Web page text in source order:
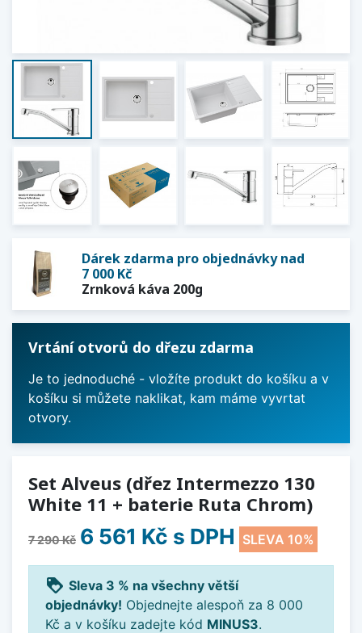
Dárek zdarma pro objednávky nad
7 000 Kč
Zrnková káva 200g
Vrtání otvorů do dřezu zdarma
Je to jednoduché - vložíte produkt do košíku a v
košíku si můžete naklikat, kam máme vyvrtat
otvory.
Set Alveus (dřez Intermezzo 130
White 11 + baterie Ruta Chrom)
7 290 Kč 6 561 Kč s DPH SLEVA 10%
loyalty Sleva 3 % na všechny větší
objednávky! Objednejte alespoň za 8 000
Kč a v košíku zadejte kód MINUS3.